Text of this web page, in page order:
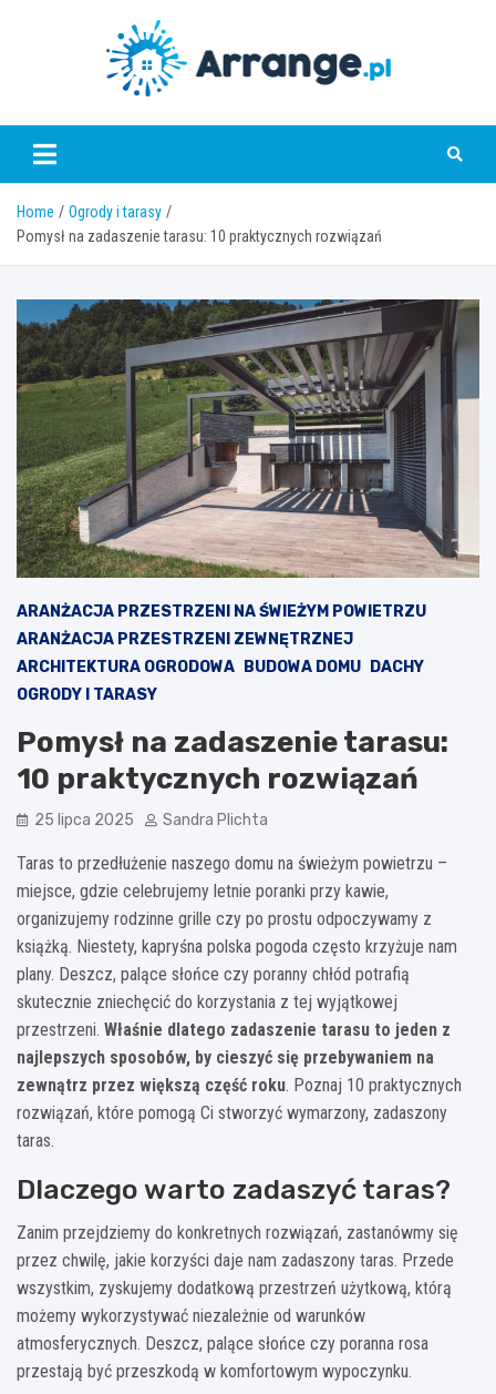
www.arrange.pl
Home
Ogrody i tarasy
Pomysł na zadaszenie tarasu: 10 praktycznych rozwiązań
ARANŻACJA PRZESTRZENI NA ŚWIEŻYM POWIETRZU
ARANŻACJA PRZESTRZENI ZEWNĘTRZNEJ
ARCHITEKTURA OGRODOWA
BUDOWA DOMU
DACHY
OGRODY I TARASY
Pomysł na zadaszenie tarasu:
10 praktycznych rozwiązań
25 lipca 2025 Sandra Plichta
Taras to przedłużenie naszego domu na świeżym powietrzu –
miejsce, gdzie celebrujemy letnie poranki przy kawie,
organizujemy rodzinne grille czy po prostu odpoczywamy z
książką. Niestety, kapryśna polska pogoda często krzyżuje nam
plany. Deszcz, palące słońce czy poranny chłód potrafią
skutecznie zniechęcić do korzystania z tej wyjątkowej
przestrzeni. Właśnie dlatego zadaszenie tarasu to jeden z
najlepszych sposobów, by cieszyć się przebywaniem na
zewnątrz przez większą część roku. Poznaj 10 praktycznych
rozwiązań, które pomogą Ci stworzyć wymarzony, zadaszony
taras.
Dlaczego warto zadaszyć taras?
Zanim przejdziemy do konkretnych rozwiązań, zastanówmy się
przez chwilę, jakie korzyści daje nam zadaszony taras. Przede
wszystkim, zyskujemy dodatkową przestrzeń użytkową, którą
możemy wykorzystywać niezależnie od warunków
atmosferycznych. Deszcz, palące słońce czy poranna rosa
przestają być przeszkodą w komfortowym wypoczynku.